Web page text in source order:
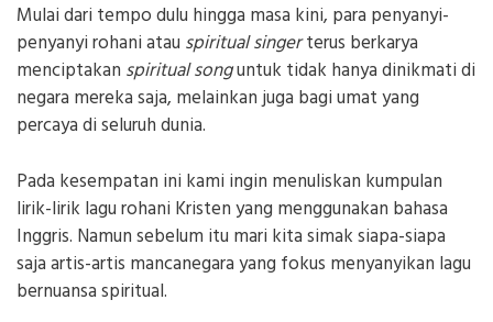
Mulai dari tempo dulu hingga masa kini, para penyanyi-
penyanyi rohani atau spiritual singerterus berkarya
menciptakan spiritual songuntuk tidak hanya dinikmati di
negara mereka saja, melainkan juga bagi umat yang
percaya di seluruh dunia.
Pada kesempatan ini kami ingin menuliskan kumpulan
lirik-lirik lagu rohani Kristen yang menggunakan bahasa
Inggris. Namun sebelum itu mari kita simak siapa-siapa
saja artis-artis mancanegara yang fokus menyanyikan lagu
bernuansa spiritual.